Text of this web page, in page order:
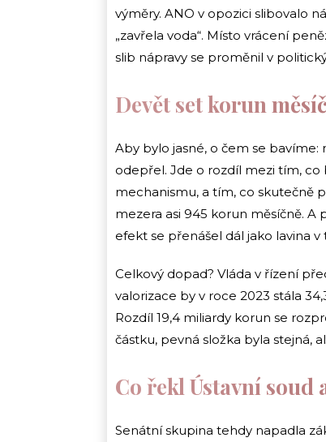
výměry. ANO v opozici slibovalo
„zavřela voda“. Místo vrácení
slib nápravy se proměnil v
Devět set korun
Aby bylo jasné, o čem se
odepřel. Jde o rozdíl mezi tím,
mechanismu, a tím, co skutečně
mezera asi 945 korun měsíčně. A
efekt se přenášel dál jako lavina
Celkový dopad? Vláda v řízení
valorizace by v roce 2023 stála
Rozdíl 19,4 miliardy korun se
částku, pevná složka byla stejná,
Co řekl Ústavní soud
Senátní skupina tehdy napadla